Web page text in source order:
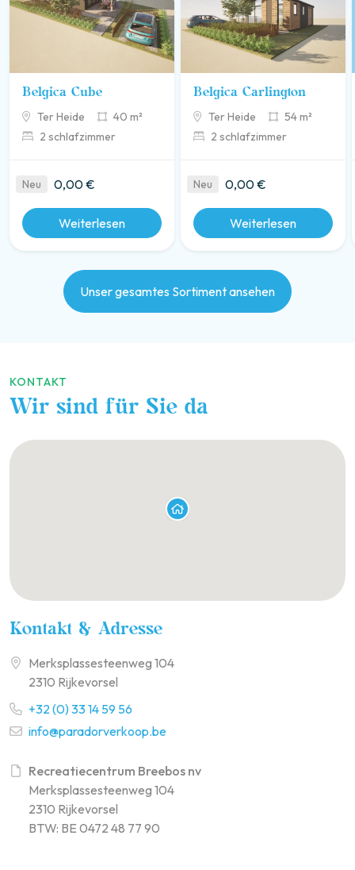
Belgica Cube
Ter Heide
40 m²
2 schlafzimmer
Neu 0,00 €
Weiterlesen
Belgica Carlington
Ter Heide
54 m²
2 schlafzimmer
Neu 0,00 €
Weiterlesen
Unser gesamtes Sortiment ansehen
KONTAKT
Wir sind für Sie da
Kontakt & Adresse
Merksplassesteenweg 104
2310 Rijkevorsel
+32 (0) 33 14 59 56
info@paradorverkoop.be
Recreatiecentrum Breebos nv
Merksplassesteenweg 104
2310 Rijkevorsel
BTW: BE 0472 48 77 90